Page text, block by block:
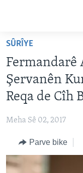
Yekser
naveroka
serekî
Yekser
here
Malpera
Yekser
here
Lêgerînê
VÎDYO GALERÎ
HEVPEYVÎN
HERÊMÊN KURDAN
TIRKÎYE
SÛRÎYE
ÎRAQ
SÛRÎYE
Fermandarê
Şervanên
Reqa de Cîh
Meha Sê 02, 2017
Parve bike